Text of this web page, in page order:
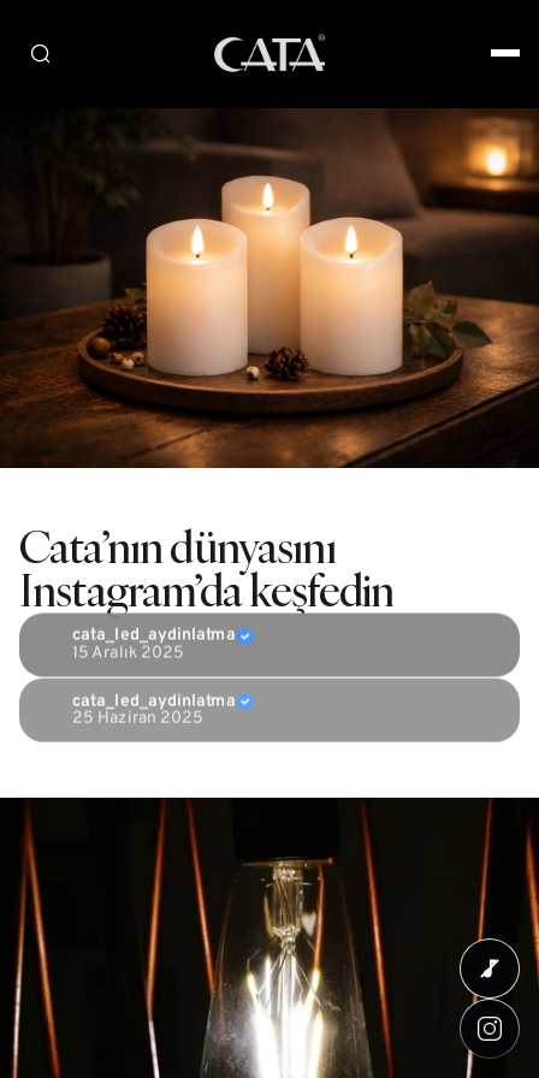
Cata’nın dünyasını
Instagram’da keşfedin
cata_led_aydinlatma
15 Aralık 2025
cata_led_aydinlatma
25 Haziran 2025